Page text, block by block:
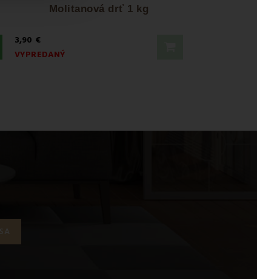
Molitanová drť 1 kg
3,90 €
VYPREDANÝ